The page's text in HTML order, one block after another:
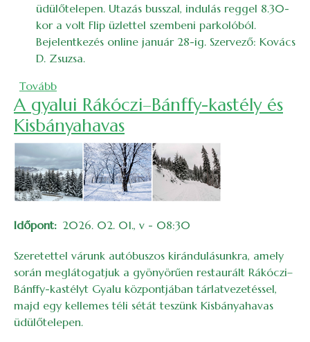
üdülőtelepen. Utazás busszal, indulás reggel 8.30-
kor a volt Flip üzlettel szembeni parkolóból.
Bejelentkezés online január 28-ig. Szervező: Kovács
D. Zsuzsa.
Tovább(2026. februári bakancslista)
A gyalui Rákóczi–Bánffy-kastély és
Kisbányahavas
Időpont 2026. 02. 01., v - 08:30
Szeretettel várunk autóbuszos kirándulásunkra, amely
során meglátogatjuk a gyönyörűen restaurált Rákóczi–
Bánffy-kastélyt Gyalu központjában tárlatvezetéssel,
majd egy kellemes téli sétát teszünk Kisbányahavas
üdülőtelepen.